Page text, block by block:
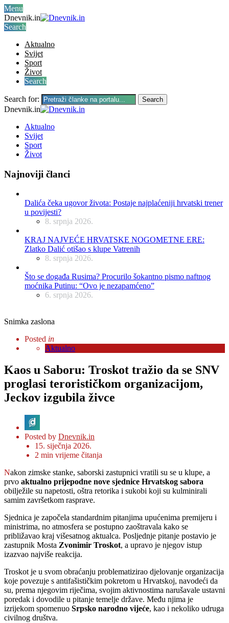
Menu
Dnevnik.in
Search
Aktualno
Svijet
Sport
Život
Search
Search for: Search
Dnevnik.in
Aktualno
Svijet
Sport
Život
Najnoviji članci
Dalića čeka ugovor života: Postaje najplaćeniji hrvatski trener
u povijesti?
8. srpnja 2026.
KRAJ NAJVEĆE HRVATSKE NOGOMETNE ERE:
Zlatko Dalić otišao s klupe Vatrenih
8. srpnja 2026.
Što se događa Rusima? Procurilo šokantno pismo naftnog
moćnika Putinu: “Ovo je nezapamćeno”
6. srpnja 2026.
Snimka zaslona
Posted in
Aktualno
Kaos u Saboru: Troskot tražio da se SNV
proglasi terorističkom organizacijom,
Jeckov izgubila živce
Posted by Dnevnik.in
15. siječnja 2026.
2 min vrijeme čitanja
Nakon zimske stanke, saborski zastupnici vratili su se u klupe, a
prvo aktualno prijepodne nove sjednice Hrvatskog sabora
obilježile su napetosti, oštra retorika i sukobi koji su kulminirali
samim završetkom rasprave.
Sjednica je započela standardnim pitanjima upućenima premijeru i
ministrima, no atmosfera se postupno zaoštravala kako se
približavao kraj višesatnog aktualca. Posljednje pitanje postavio je
zastupnik Mosta Zvonimir Troskot, a upravo je njegov istup
izazvao najviše reakcija.
Troskot je u svom obraćanju problematizirao djelovanje organizacija
koje povezuje s antifašističkim pokretom u Hrvatskoj, navodeći da
su, prema njegovim riječima, svojim aktivnostima narušavale ustavni
poredak i dovodile u pitanje temelje države. Među njima je
izrijekom spomenuo Srpsko narodno vijeće, kao i nekoliko udruga
civilnog društva.